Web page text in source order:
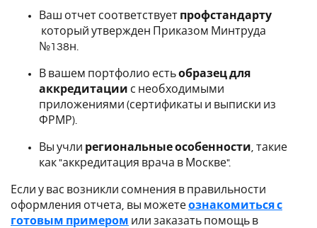
Ваш отчет соответствует профстандарту
который утвержден Приказом Минтруда
№138н.
В вашем портфолио естьобразец для
аккредитации с необходимыми
приложениями (сертификаты и выписки из
ФРМР).
Вы учли региональные особенности , такие
как "аккредитация врача в Москве".
Если у вас возникли сомнения в правильности
оформления отчета, вы можетеознакомиться с
готовым примером или заказать помощь в